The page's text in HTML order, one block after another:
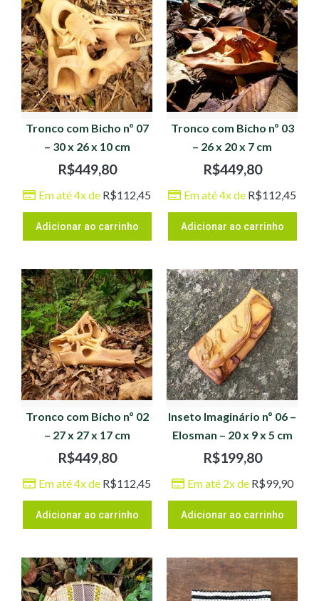
Tronco com Bicho nº 07
– 30 x 26 x 10 cm
R$449,80
Em até 4x de R$112,45
Adicionar ao carrinho
Tronco com Bicho nº 03
– 26 x 20 x 7 cm
R$449,80
Em até 4x de R$112,45
Adicionar ao carrinho
Tronco com Bicho nº 02
– 27 x 27 x 17 cm
R$449,80
Em até 4x de R$112,45
Adicionar ao carrinho
Inseto Imaginário nº 06 –
Elosman – 20 x 9 x 5 cm
R$199,80
Em até 2x de R$99,90
Adicionar ao carrinho